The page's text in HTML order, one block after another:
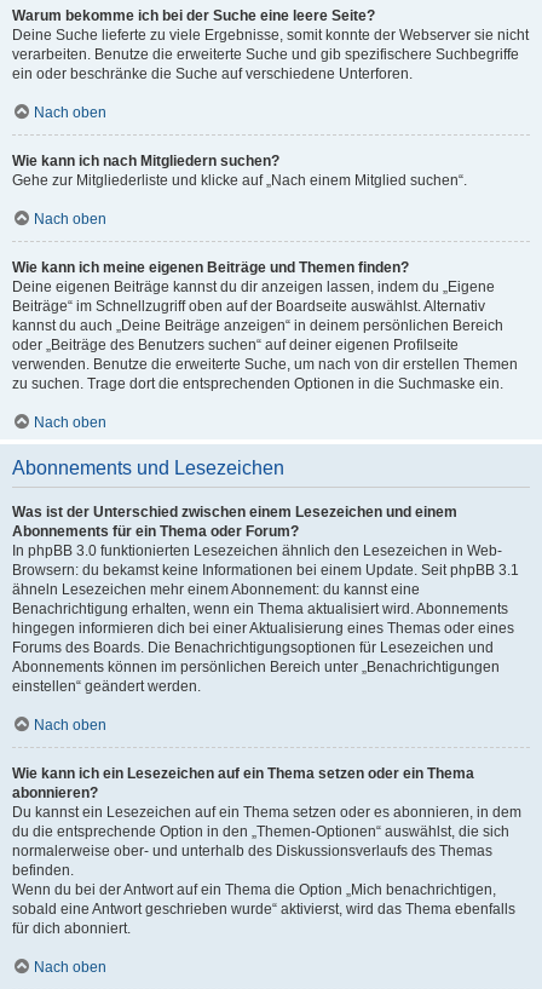
Warum bekomme ich bei der Suche eine leere Seite?
Deine Suche lieferte zu viele Ergebnisse, somit konnte der Webserver sie nicht
verarbeiten. Benutze die erweiterte Suche und gib spezifischere Suchbegriffe
ein oder beschränke die Suche auf verschiedene Unterforen.
Nach oben
Wie kann ich nach Mitgliedern suchen?
Gehe zur Mitgliederliste und klicke auf „Nach einem Mitglied suchen“.
Nach oben
Wie kann ich meine eigenen Beiträge und Themen finden?
Deine eigenen Beiträge kannst du dir anzeigen lassen, indem du „Eigene
Beiträge“ im Schnellzugriff oben auf der Boardseite auswählst. Alternativ
kannst du auch „Deine Beiträge anzeigen“ in deinem persönlichen Bereich
oder „Beiträge des Benutzers suchen“ auf deiner eigenen Profilseite
verwenden. Benutze die erweiterte Suche, um nach von dir erstellen Themen
zu suchen. Trage dort die entsprechenden Optionen in die Suchmaske ein.
Nach oben
Abonnements und Lesezeichen
Was ist der Unterschied zwischen einem Lesezeichen und einem
Abonnements für ein Thema oder Forum?
In phpBB 3.0 funktionierten Lesezeichen ähnlich den Lesezeichen in Web-
Browsern: du bekamst keine Informationen bei einem Update. Seit phpBB 3.1
ähneln Lesezeichen mehr einem Abonnement: du kannst eine
Benachrichtigung erhalten, wenn ein Thema aktualisiert wird. Abonnements
hingegen informieren dich bei einer Aktualisierung eines Themas oder eines
Forums des Boards. Die Benachrichtigungsoptionen für Lesezeichen und
Abonnements können im persönlichen Bereich unter „Benachrichtigungen
einstellen“ geändert werden.
Nach oben
Wie kann ich ein Lesezeichen auf ein Thema setzen oder ein Thema
abonnieren?
Du kannst ein Lesezeichen auf ein Thema setzen oder es abonnieren, in dem
du die entsprechende Option in den „Themen-Optionen“ auswählst, die sich
normalerweise ober- und unterhalb des Diskussionsverlaufs des Themas
befinden.
Wenn du bei der Antwort auf ein Thema die Option „Mich benachrichtigen,
sobald eine Antwort geschrieben wurde“ aktivierst, wird das Thema ebenfalls
für dich abonniert.
Nach oben